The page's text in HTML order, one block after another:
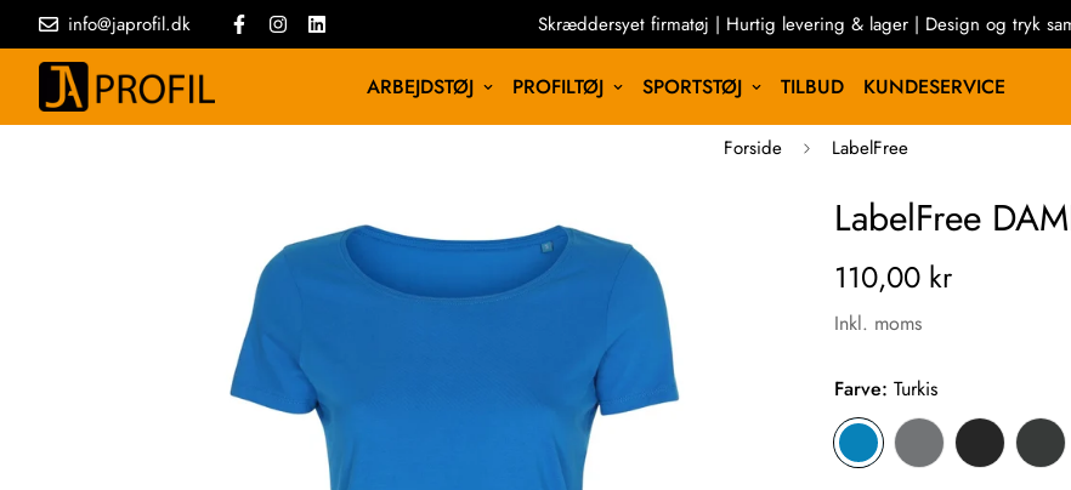
info@japrofil.dk Skræddersyet firmatøj | Hurtig levering & lager | Design og tryk
ARBEJDSTØJ PROFILTØJ SPORTSTØJ TILBUD KUNDESERVICE
Forside LabelFree
LabelFree
110,00 kr
Inkl. moms
Farve: Turkis